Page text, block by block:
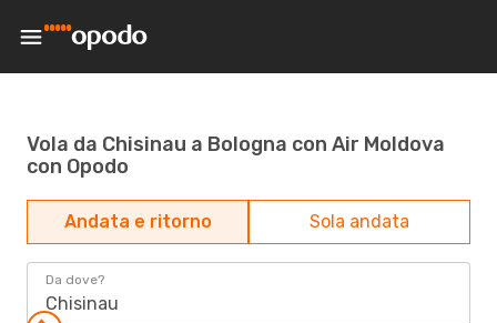
Vola da Chisinau a Bologna con Air Moldova
con Opodo
Andata e ritorno Sola andata
Da dove?
Chisinau